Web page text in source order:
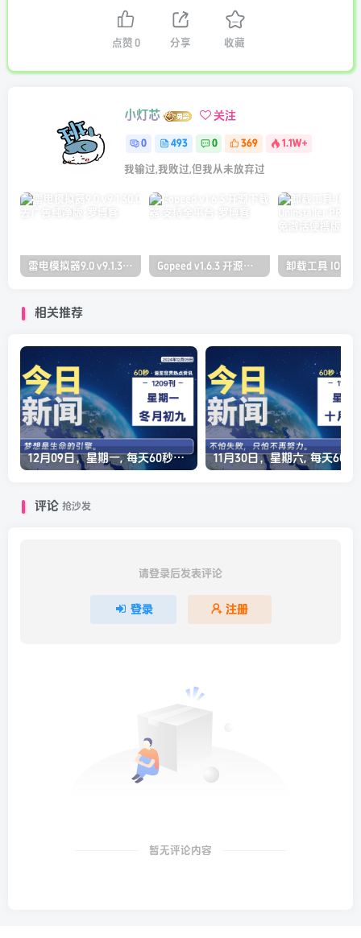
点赞 0 分享 收藏
小灯芯 关注
0 493 0 369 1.1W+
我输过,我败过,但我从未放弃过
雷电模拟器9.0 v9.1.30.0 去广告纯净版 Gopeed v1.6.3 开源下载器 支持全平台
相关推荐
12月09日，星期一, 每天60秒读懂全世界！
评论 抢沙发
请登录后发表评论
登录 注册
暂无评论内容